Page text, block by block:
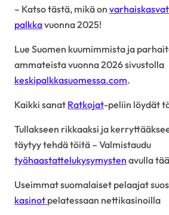
– Katso tästä, mikä on
palkkavuonna 2025!
Lue Suomen kuumimmista ja
ammateista vuonna 2026 sivustolla
keskipalkkasuomessa.com.
Kaikki sanat Ratkojat-peliin löydät
Tullakseen rikkaaksi ja
täytyy tehdä töitä – Valmistaudu
työhaastattelukysymysten avulla
Useimmat suomalaiset pelaajat
kasinot pelatessaan nettikasinoilla